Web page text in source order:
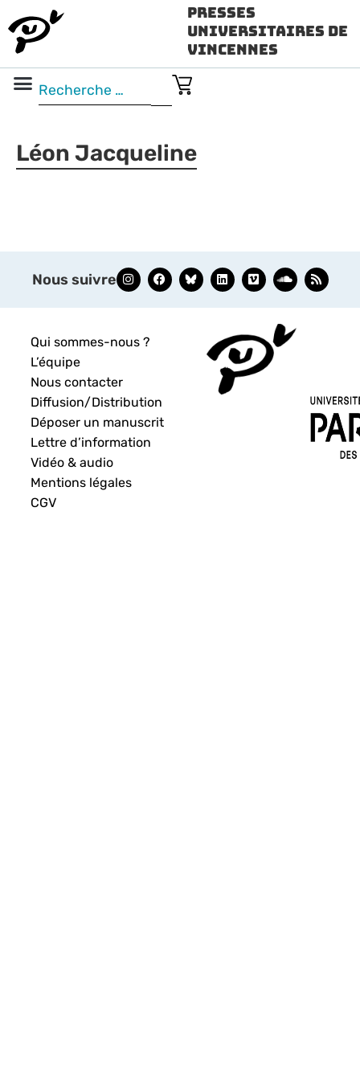
Presses
Universitaires de
Vincennes
Léon Jacqueline
Nous suivre
Qui sommes-nous ?
L’équipe
Nous contacter
Diffusion/Distribution
Déposer un manuscrit
Lettre d’information
Vidéo & audio
Mentions légales
CGV